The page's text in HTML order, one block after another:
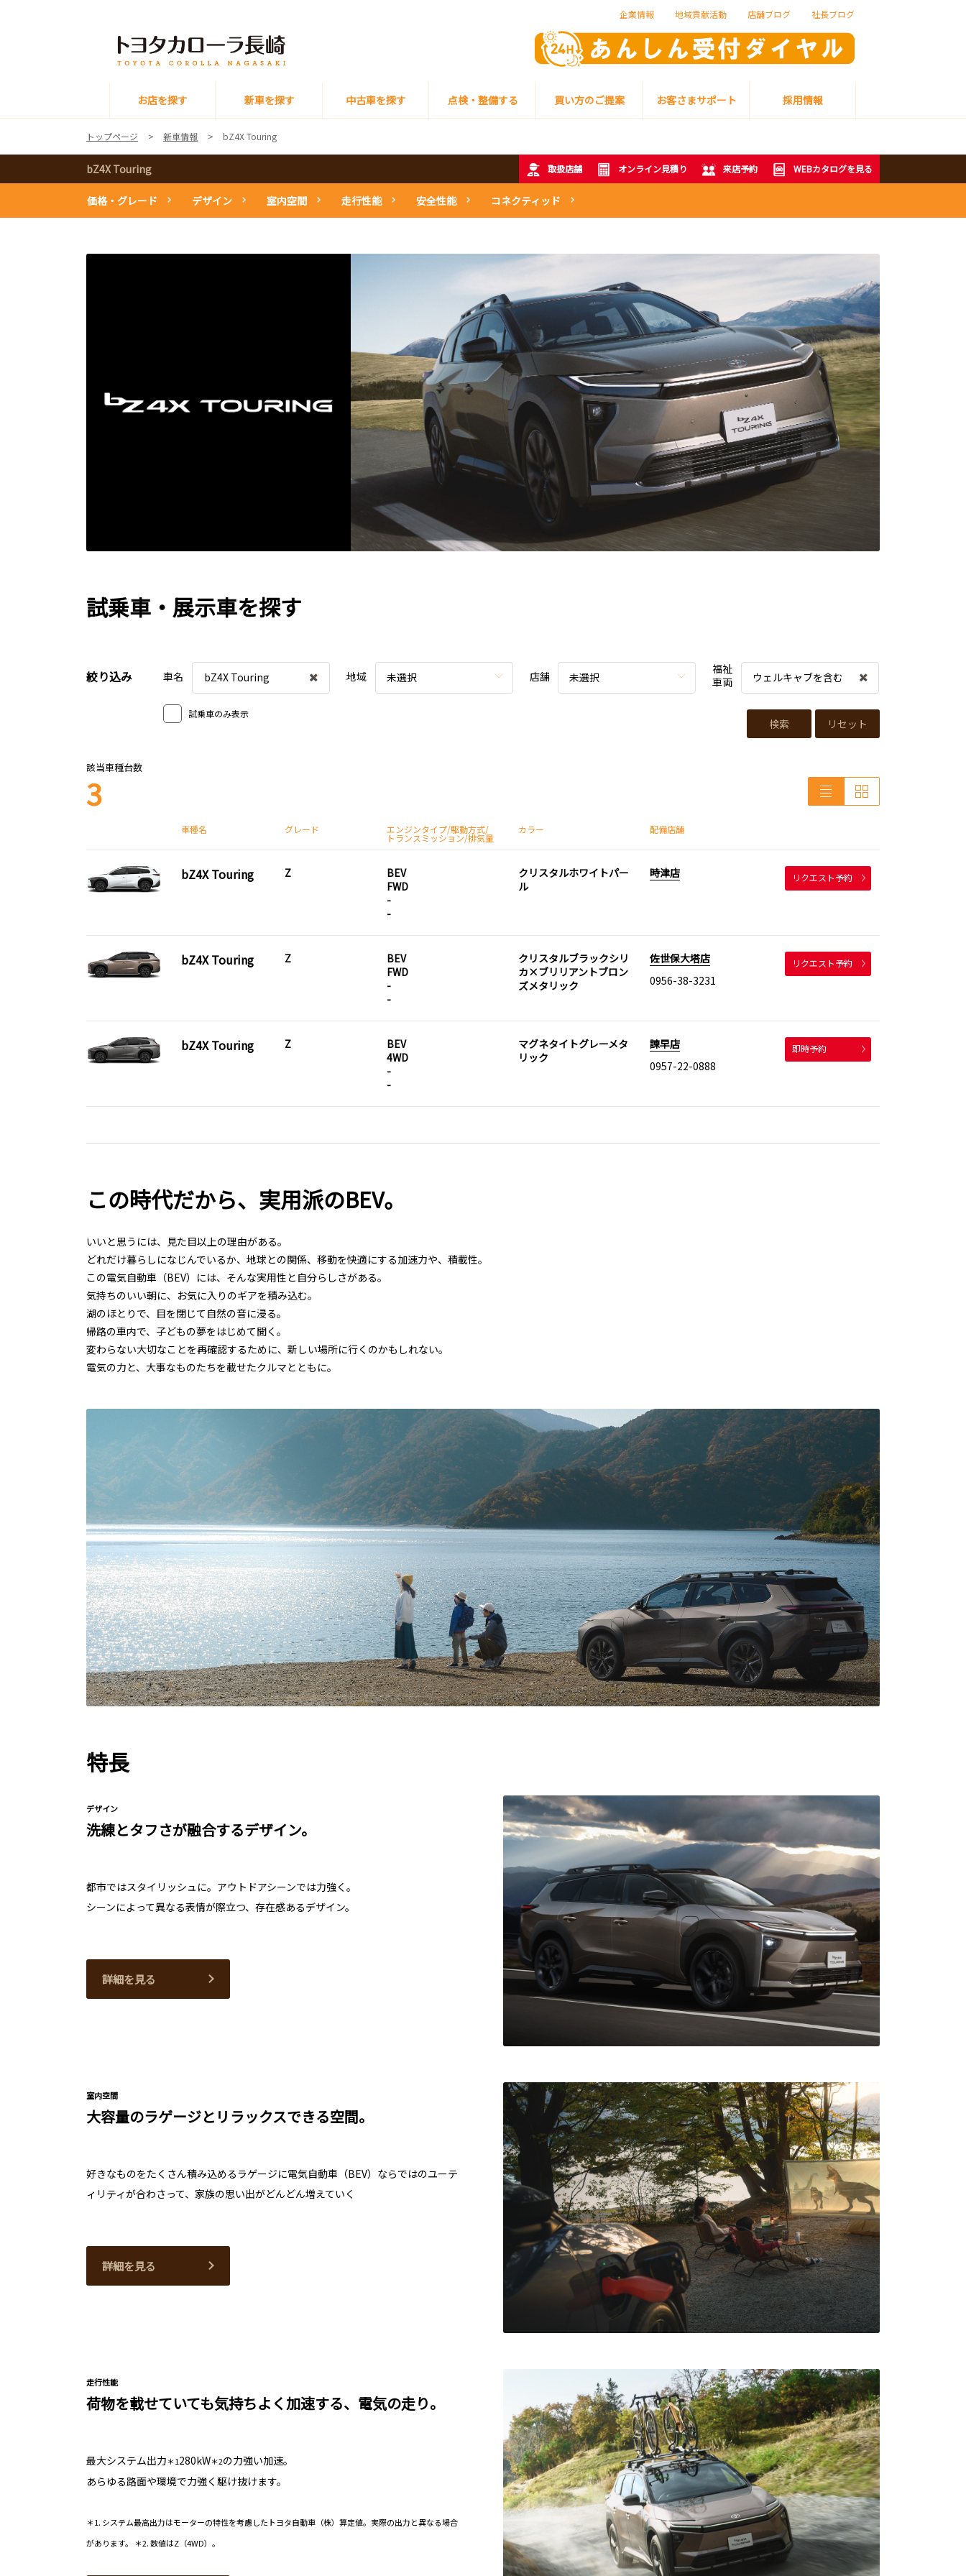
お店を探す 新車を探す 中古車を探す 点検・整備する 買い方のご提案 お客さまサポート 採用情報
企業情報 地域貢献活動 店舗ブログ 社長ブログ
トップページ 新車情報 bZ4X Touring
bZ4X Touring 取扱店舗 オンライン見積り 来店予約 WEBカタログを見る
価格・グレード デザイン 室内空間 走行性能 安全性能 コネクティッド
試乗車・展示車を探す
絞り込み 車名 bZ4X Touring 地域 未選択 店舗 未選択
福祉
車両
ウェルキャブを含む
試乗車のみ表示
検索 リセット
該当車種台数
3
車種名 グレード エンジンタイプ/駆動方式/
トランスミッション/排気量
カラー 配備店舗
bZ4X Touring Z
BEV
FWD
-
-
クリスタルホワイトパー
ル
時津店 リクエスト予約
bZ4X Touring Z
BEV
FWD
-
-
クリスタルブラックシリ
カ×ブリリアントブロン
ズメタリック
佐世保大塔店
0956-38-3231
リクエスト予約
bZ4X Touring Z
BEV
4WD
-
-
マグネタイトグレーメタ
リック
諫早店
0957-22-0888
即時予約
この時代だから、実用派のBEV。
いいと思うには、見た目以上の理由がある。
どれだけ暮らしになじんでいるか、地球との関係、移動を快適にする加速力や、積載性。
この電気自動車（BEV）には、そんな実用性と自分らしさがある。
気持ちのいい朝に、お気に入りのギアを積み込む。
湖のほとりで、目を閉じて自然の音に浸る。
帰路の車内で、子どもの夢をはじめて聞く。
変わらない大切なことを再確認するために、新しい場所に行くのかもしれない。
電気の力と、大事なものたちを載せたクルマとともに。
特長
デザイン
洗練とタフさが融合するデザイン。
都市ではスタイリッシュに。アウトドアシーンでは力強く。
シーンによって異なる表情が際立つ、存在感あるデザイン。
詳細を見る
室内空間
大容量のラゲージとリラックスできる空間。
好きなものをたくさん積み込めるラゲージに電気自動車（BEV）ならではのユーテ
ィリティが合わさって、家族の思い出がどんどん増えていく
詳細を見る
走行性能
荷物を載せていても気持ちよく加速する、電気の走り。
最大システム出力＊1280kW＊2の力強い加速。
あらゆる路面や環境で力強く駆け抜けます。
＊1. システム最高出力はモーターの特性を考慮したトヨタ自動車（株）算定値。実際の出力と異なる場合
があります。 ＊2. 数値はZ（4WD）。